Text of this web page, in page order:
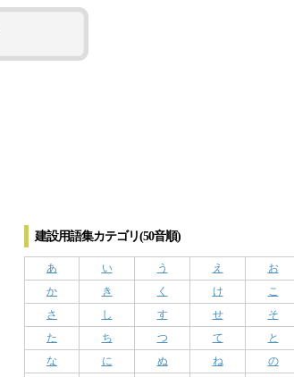
建設用語集カテゴリ(50音順)
あ い う え
お
か
き く け
こ
さ
し す せ
そ
た
ち つ て
と
な
に ぬ ね
の